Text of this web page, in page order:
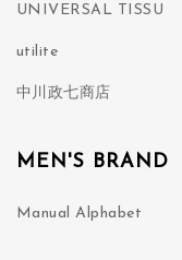
UNIVERSAL TISSU
utilite
中川政七商店
MEN'S BRAND
Manual Alphabet